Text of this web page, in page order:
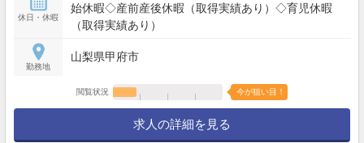
休日・休暇
始休暇◇産前産後休暇（取得実績あり）◇育児休暇
（取得実績あり）
勤務地
山梨県甲府市
閲覧状況 今が狙い目！
求人の詳細を見る